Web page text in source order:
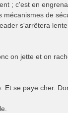
; c'est en
de
s'arrêtera
on jette et on
se paye cher.